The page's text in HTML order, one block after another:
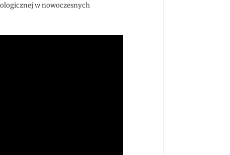
w nowoczesnych